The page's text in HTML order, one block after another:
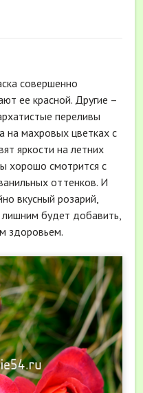
совершенно
ее красной. Другие –
переливы
на махровых цветках с
яркости на летних
хорошо смотрится с
оттенков. И
вкусный розарий,
будет добавить,
здоровьем.